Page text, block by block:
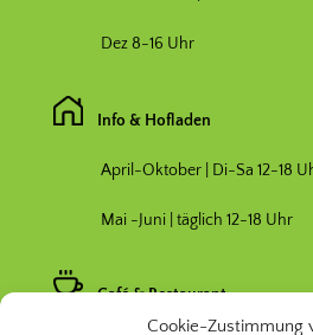
Cookie-Zustimmung
Dez 8-16 Uhr
Info & Hofladen
April-Oktober | Di-Sa 12-18
Mai -Juni | täglich 12-18 Uhr
Café & Restaurant